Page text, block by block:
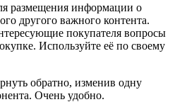
размещения информации о
другого важного контента.
покупателя вопросы
Используйте её по своему
обратно, изменив одну
Очень удобно.